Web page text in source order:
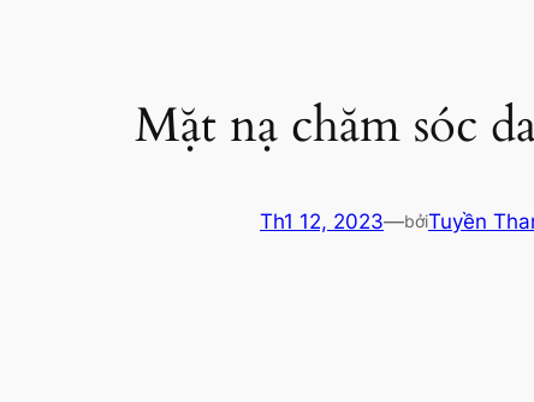
Mặt nạ chăm sóc
Th1 12, 2023—bởiTuyền